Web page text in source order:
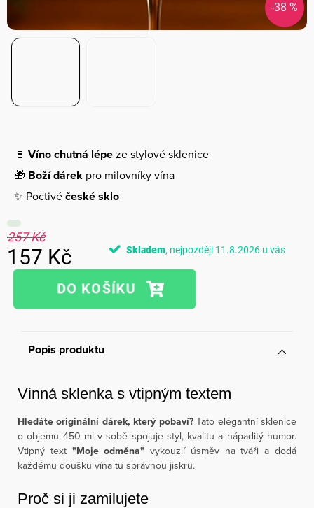
-38 %
🍷 Víno chutná lépeze stylové sklenice
🎁 Boží dárek pro milovníky vína
✨ Poctivéčeské sklo
257 Kč
157 Kč
Měrná
Skladem 11.8.2026
Popis produktu
Vinná sklenka s vtipným textem
Hledáte originální dárek, který pobaví?Tato elegantní sklenice
o objemu 450 ml v sobě spojuje styl, kvalitu a nápaditý humor.
Vtipný text "Moje odměna"vykouzlí úsměv na tváři a dodá
každému doušku vína tu správnou jiskru.
Proč si ji zamilujete